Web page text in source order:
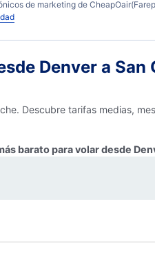
de marketing de
Denver a San
Descubre tarifas medias,
barato para volar desde